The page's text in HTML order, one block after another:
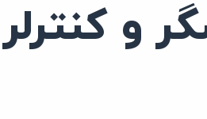
و کنترلر